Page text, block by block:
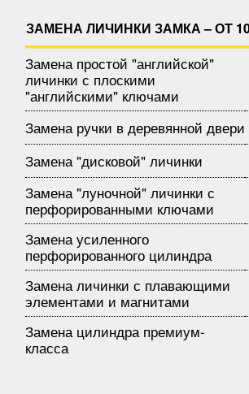
ЗАМЕНА ЛИЧИНКИ ЗАМКА – ОТ
Замена простой "английской"
личинки с плоскими
"английскими" ключами
Замена ручки в деревянной двери
Замена "дисковой" личинки
Замена "луночной" личинки с
перфорированными ключами
Замена усиленного
перфорированного цилиндра
Замена личинки с плавающими
элементами и магнитами
Замена цилиндра премиум-
класса